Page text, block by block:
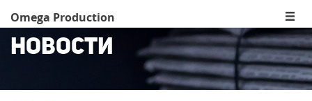
Omega Production
Новости